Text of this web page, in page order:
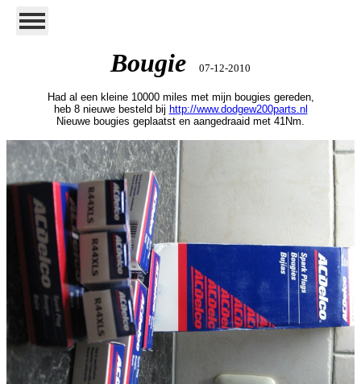
Bougie 07-12-2010
Had al een kleine 10000 miles met mijn bougies gereden,
heb 8 nieuwe besteld bij http://www.dodgew200parts.nl
Nieuwe bougies geplaatst en aangedraaid met 41Nm.